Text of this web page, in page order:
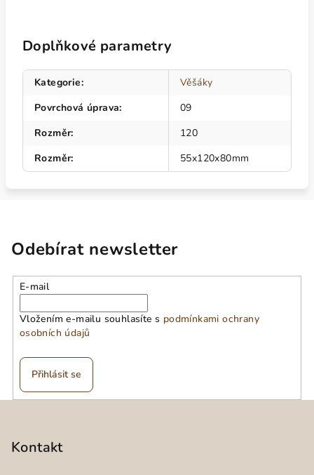
Doplňkové parametry
Kategorie:
Věšáky
Povrchová úprava:
09
Rozměr:
120
Rozměr: 55x120x80mm
Odebírat newsletter
E-mail
Vložením e-mailu souhlasíte s podmínkami ochrany
osobních údajů
Přihlásit se
Kontakt